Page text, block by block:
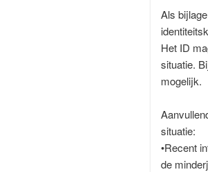
Als
Het ID
situatie.
mogelijk.
situatie:
•Recent
de